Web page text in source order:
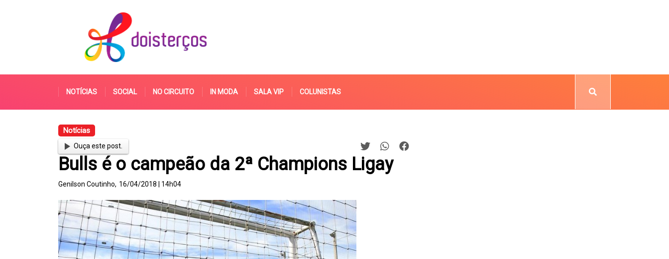
NOTÍCIAS SOCIAL NO CIRCUITO IN MODA SALA VIP COLUNISTAS
Notícias
Ouça este post.
Bulls é o campeão da 2ª Champions Ligay
Genilson Coutinho, 16/04/2018 | 14h04